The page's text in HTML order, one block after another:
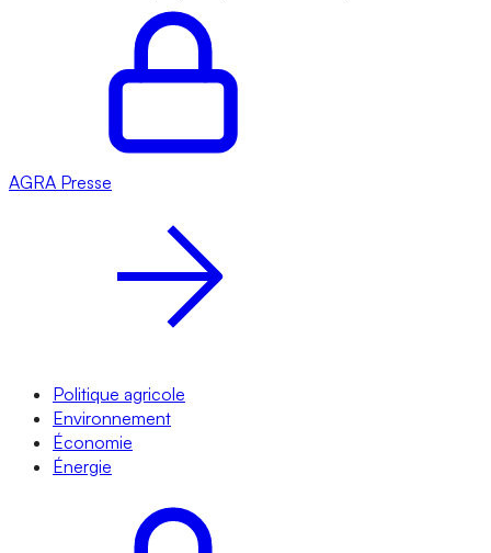
AGRA Presse
Politique agricole
Environnement
Économie
Énergie